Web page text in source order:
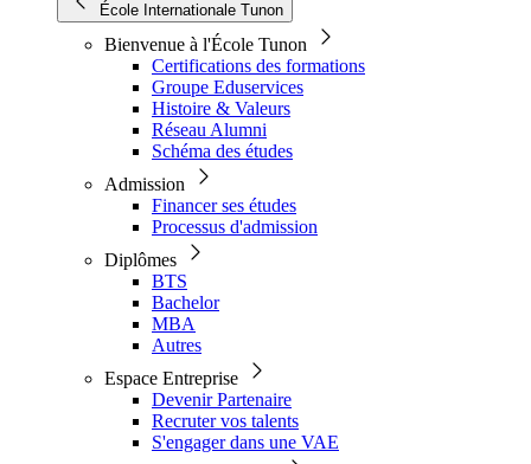
École Internationale Tunon
Bienvenue à l'École Tunon
Certifications des formations
Groupe Eduservices
Histoire & Valeurs
Réseau Alumni
Schéma des études
Admission
Financer ses études
Processus d'admission
Diplômes
BTS
Bachelor
MBA
Autres
Espace Entreprise
Devenir Partenaire
Recruter vos talents
S'engager dans une VAE